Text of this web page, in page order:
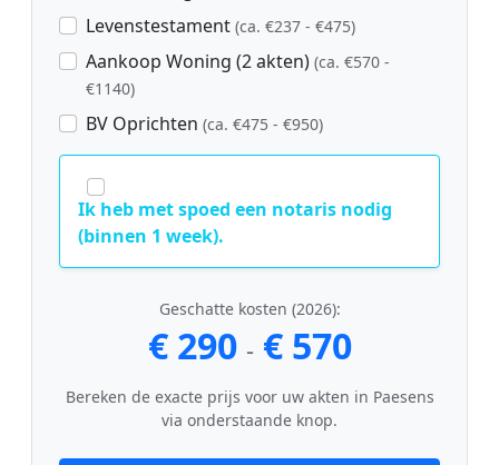
Levenstestament (ca. €237 - €475)
Aankoop Woning (2 akten) (ca. €570 -
€1140)
BV Oprichten (ca. €475 - €950)
Ik heb met spoed een notaris nodig
(binnen 1 week).
Geschatte kosten (2026):
€ 290 - € 570
Bereken de exacte prijs voor uw akten in Paesens
via onderstaande knop.